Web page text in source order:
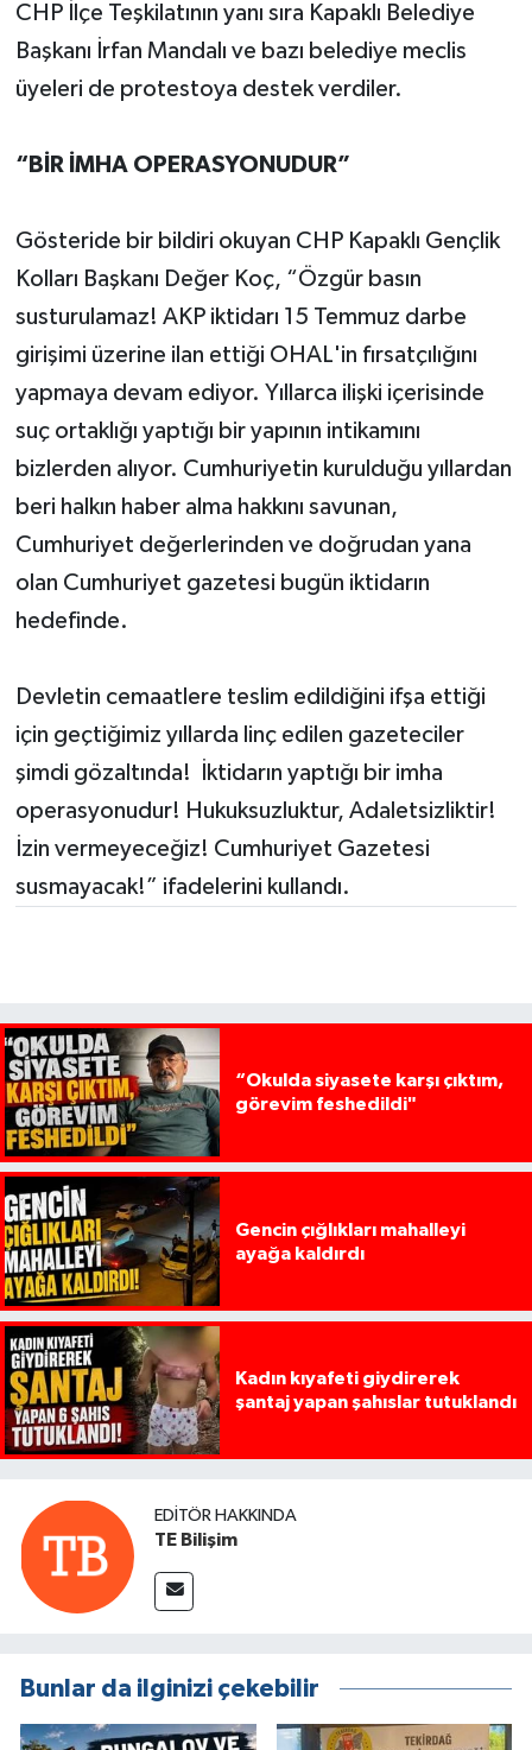
CHP İlçe Teşkilatının yanı sıra Kapaklı Belediye
Başkanı İrfan Mandalı ve bazı belediye meclis
üyeleri de protestoya destek verdiler.
“BİR İMHA OPERASYONUDUR”
Gösteride bir bildiri okuyan CHP Kapaklı Gençlik
Kolları Başkanı Değer Koç, “Özgür basın
susturulamaz! AKP iktidarı 15 Temmuz darbe
girişimi üzerine ilan ettiği OHAL'in fırsatçılığını
yapmaya devam ediyor. Yıllarca ilişki içerisinde
suç ortaklığı yaptığı bir yapının intikamını
bizlerden alıyor. Cumhuriyetin kurulduğu yıllardan
beri halkın haber alma hakkını savunan,
Cumhuriyet değerlerinden ve doğrudan yana
olan Cumhuriyet gazetesi bugün iktidarın
hedefinde.
Devletin cemaatlere teslim edildiğini ifşa ettiği
için geçtiğimiz yıllarda linç edilen gazeteciler
şimdi gözaltında! İktidarın yaptığı bir imha
operasyonudur! Hukuksuzluktur, Adaletsizliktir!
İzin vermeyeceğiz! Cumhuriyet Gazetesi
susmayacak!” ifadelerini kullandı.
“Okulda siyasete karşı çıktım,
görevim feshedildi"
Gencin çığlıkları mahalleyi
ayağa kaldırdı
Kadın kıyafeti giydirerek
şantaj yapan şahıslar tutuklandı
EDITÖR HAKKINDA
TE Bilişim
Bunlar da ilginizi çekebilir